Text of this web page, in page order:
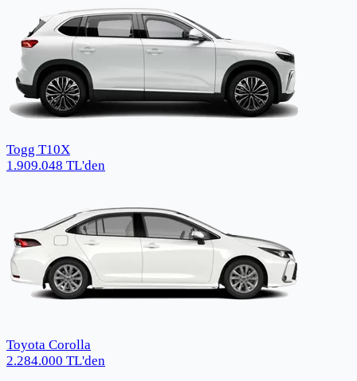
Togg T10X
1.909.048 TL'den
Toyota Corolla
2.284.000 TL'den